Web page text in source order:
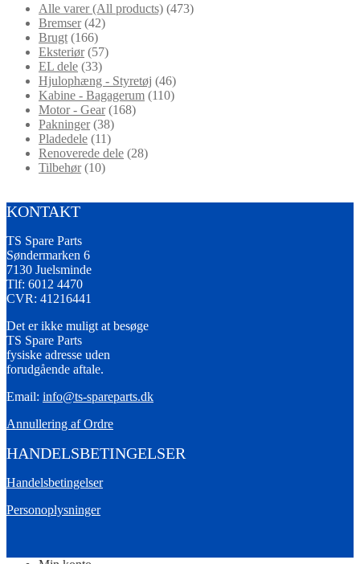
Alle varer (All products) (473)
Bremser (42)
Brugt (166)
Eksteriør (57)
EL dele (33)
Hjulophæng - Styretøj (46)
Kabine - Bagagerum (110)
Motor - Gear (168)
Pakninger (38)
Pladedele (11)
Renoverede dele (28)
Tilbehør (10)
KONTAKT
TS Spare Parts
Søndermarken 6
7130 Juelsminde
Tlf: 6012 4470
CVR: 41216441
Det er ikke muligt at besøge
TS Spare Parts
fysiske adresse uden
forudgående aftale.
Email: info@ts-spareparts.dk
Annullering af Ordre
HANDELSBETINGELSER
Handelsbetingelser
Personoplysninger